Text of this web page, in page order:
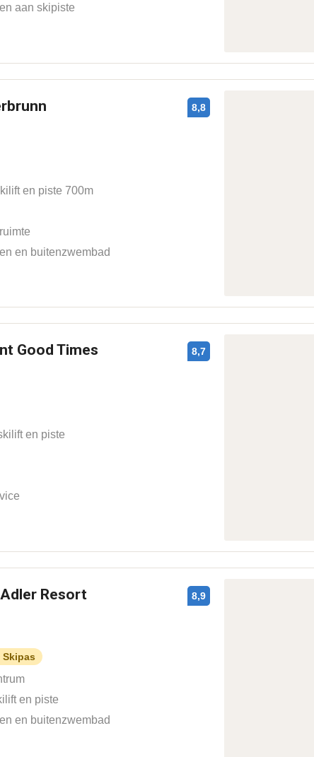
aan skipiste
en piste 700m
en buitenzwembad
8,8
Good Times
en piste
8,7
Resort
Skipas
en piste
en buitenzwembad
8,9